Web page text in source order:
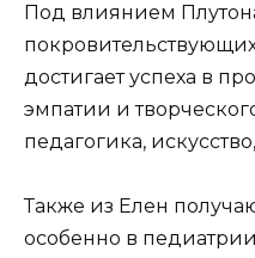
Под влиянием
достигает успеха в
эмпатии и
педагогика,
Также из Елен
особенно в